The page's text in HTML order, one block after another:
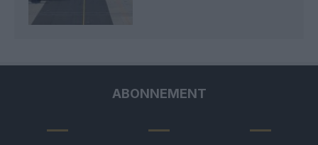
ABONNEMENT